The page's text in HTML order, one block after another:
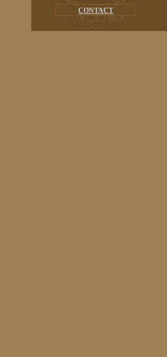
CONTACT